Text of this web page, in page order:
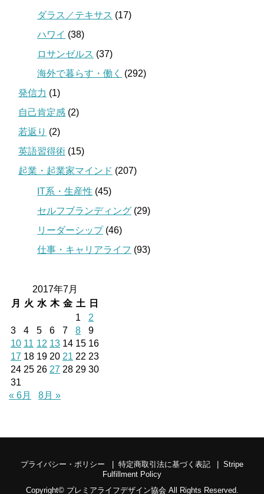
ダラス／テキサス (17)
ハワイ (38)
ロサンゼルス (37)
海外で暮らす・働く
(292)
発信力 (1)
自己肯定感 (2)
若返り (2)
英語習得術 (15)
起業・起業家マインド (207)
IT系・生産性 (45)
セルフブランディング (29)
リーダーシップ(46)
仕事・キャリアライフ (93)
2017年7月
月
火 水 木 金 土
日
1
2
3
4 5 6 7 8
9
10 11 12 13 14 15 16
17 18 19 20 21 22 23
24 25 26 27 28 29 30
31
« 6月
8月 »
プライバシー・ポリシー 特定商取引法に基づく表記
Stripe
Fulfillment Policy
Copyright© プレミアライフデザイン協会 All Rights Reserved.